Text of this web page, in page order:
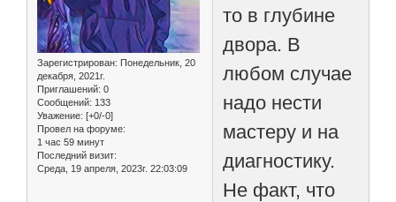
Зарегистрирован: Понедельник, 20
декабря, 2021г.
Приглашений: 0
Сообщений: 133
Уважение: [+0/-0]
Провел на форуме:
1 час 59 минут
Последний визит:
Среда, 19 апреля, 2023г. 22:03:09
то в глубине
двора. В
любом случае
надо нести
мастеру и на
диагностику.
Не факт, что